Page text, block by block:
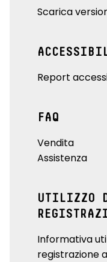
Scarica
Report
FAQ
Vendita
Assistenza
UTILIZZO
Informativa
registrazione